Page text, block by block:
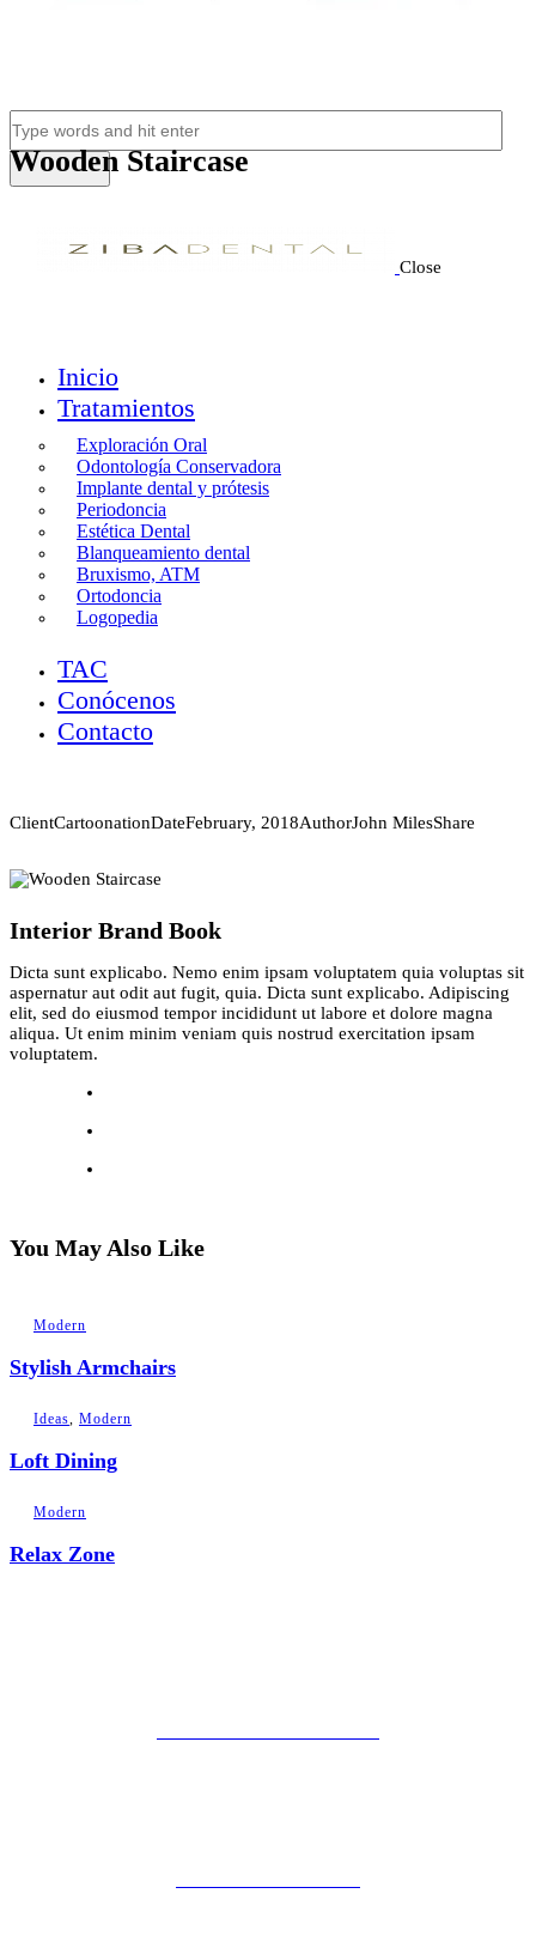
Wooden Staircase
Close
Inicio
Tratamientos
Exploración Oral
Odontología Conservadora
Implante dental y prótesis
Periodoncia
Estética Dental
Blanqueamiento dental
Bruxismo, ATM
Ortodoncia
Logopedia
TAC
Conócenos
Contacto
Interior Brand Book
Dicta sunt explicabo. Nemo enim ipsam voluptatem quia voluptas sit
aspernatur aut odit aut fugit, quia. Dicta sunt explicabo. Adipiscing
elit, sed do eiusmod tempor incididunt ut labore et dolore magna
aliqua. Ut enim minim veniam quis nostrud exercitation ipsam
voluptatem.
ClientCartoonationDateFebruary, 2018AuthorJohn MilesShare
You May Also Like
Modern
Stylish Armchairs
Ideas, Modern
Loft Dining
Modern
Relax Zone